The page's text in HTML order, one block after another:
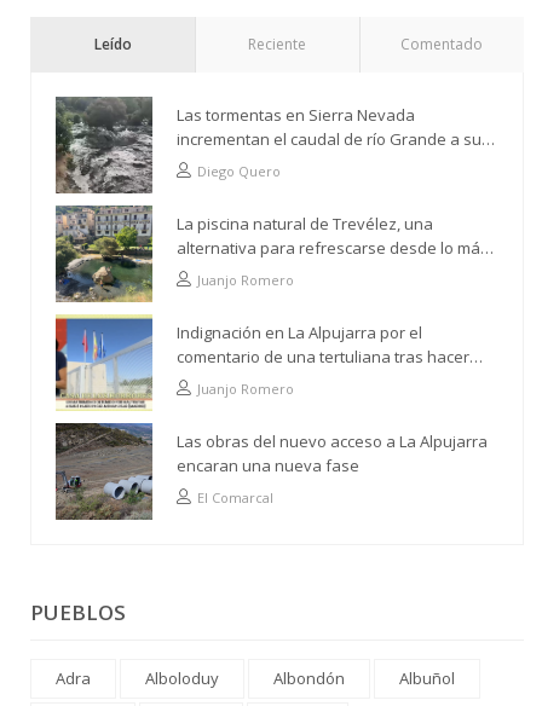
Leído Reciente Comentado
Las tormentas en Sierra Nevada
incrementan el caudal de río Grande a su
paso por Trevélez
Diego Quero
La piscina natural de Trevélez, una
alternativa para refrescarse desde lo más
altoJuanjo Romero
Indignación en La Alpujarra por el
comentario de una tertuliana tras hacer
alusión al analfabetismo con la comarca
Juanjo Romero
Las obras del nuevo acceso a La Alpujarra
encaran una nueva fase
El Comarcal
PUEBLOS
Adra Alboloduy Albondón
Albuñol